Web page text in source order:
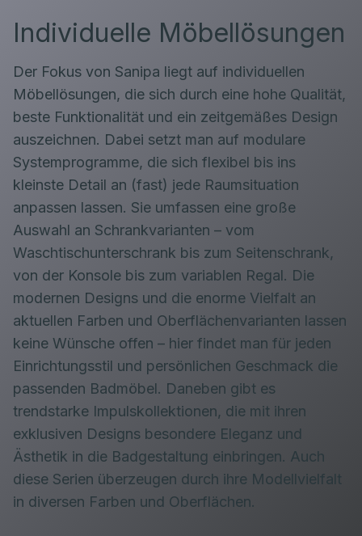
Individuelle Möbellösungen
Der Fokus von Sanipa liegt auf individuellen
Möbellösungen, die sich durch eine hohe Qualität,
beste Funktionalität und ein zeitgemäßes Design
auszeichnen. Dabei setzt man auf modulare
Systemprogramme, die sich flexibel bis ins
kleinste Detail an (fast) jede Raumsituation
anpassen lassen. Sie umfassen eine große
Auswahl an Schrankvarianten – vom
Waschtischunterschrank bis zum Seitenschrank,
von der Konsole bis zum variablen Regal. Die
modernen Designs und die enorme Vielfalt an
aktuellen Farben und Oberflächenvarianten lassen
keine Wünsche offen – hier findet man für jeden
Einrichtungsstil und persönlichen Geschmack die
passenden Badmöbel. Daneben gibt es
trendstarke Impulskollektionen, die mit ihren
exklusiven Designs besondere Eleganz und
Ästhetik in die Badgestaltung einbringen. Auch
diese Serien überzeugen durch ihre Modellvielfalt
in diversen Farben und Oberflächen.